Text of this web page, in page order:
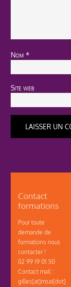
Nom*
Site web
Contact
formations
Pour toute
demande de
formations nous
contacter !
02 99 19 01 50
Contact mail :
gilles[at]msai[dot]